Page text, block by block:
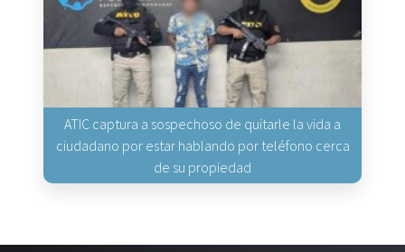
ATIC captura a sospechoso de quitarle la vida a
ciudadano por estar hablando por teléfono cerca
de su propiedad